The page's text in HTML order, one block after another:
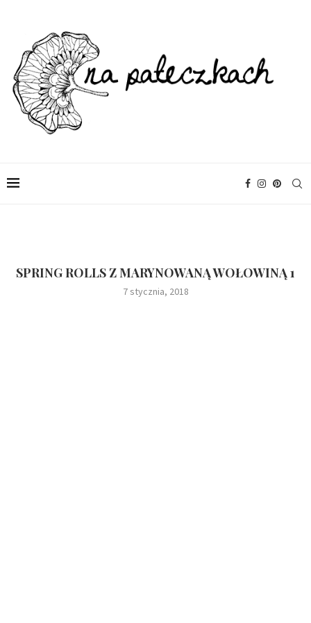
SPRING ROLLS Z MARYNOWANĄ WOŁOWINĄ 1
7 stycznia, 2018